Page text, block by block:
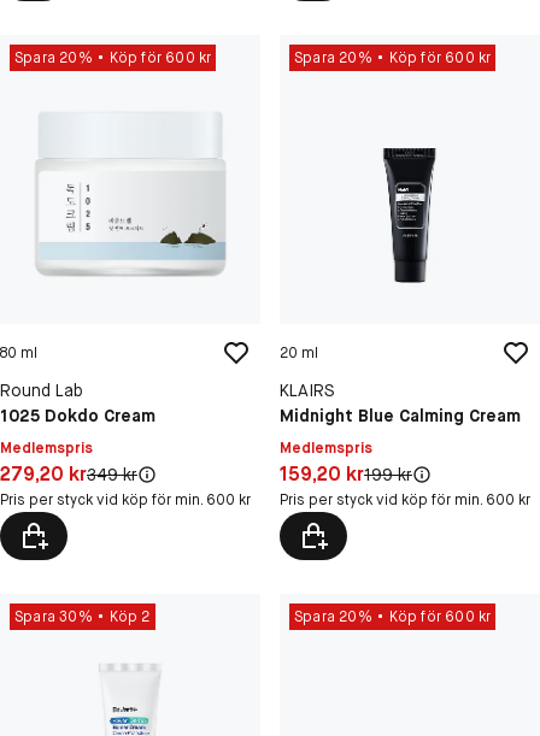
Spara 20% Köp för 600 kr
80 ml
Round Lab
1025 Dokdo Cream
Medlemspris
Pris: 279,20 kr
279,20 krOriginal pris:
349 kr
Pris per styck vid köp för min. 600 kr
Spara 20% Köp för 600 kr
20 ml
KLAIRS
Midnight Blue Calming Cream
Medlemspris
Pris: 159,20 kr
159,20 krOriginal pris:
199 kr
Pris per styck vid köp för min. 600 kr
Spara 30% Köp 2 Spara 20% Köp för 600 kr